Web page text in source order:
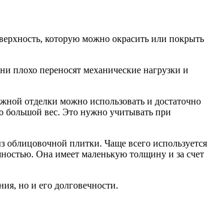
которую можно окрасить или покрыть
плохо переносят механические нагрузки и
отделки можно использовать и достаточно
большой вес. Это нужно учитывать при
облицовочной плитки. Чаще всего используется
Она имеет маленькую толщину и за счет
но и его долговечности.